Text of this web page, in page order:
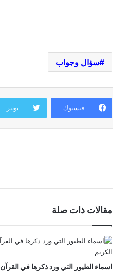
سؤال وجواب
فيسبوك تويتر
مقالات ذات صلة
اسماء الطيور التي ورد ذكرها في القرآن